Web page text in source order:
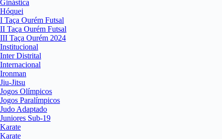
Ginástica
Hóquei
I Taça Ourém Futsal
II Taça Ourém Futsal
III Taça Ourém 2024
Institucional
Inter Distrital
Internacional
Ironman
Jiu-Jitsu
Jogos Olímpicos
Jogos Paralímpicos
Judo Adaptado
Juniores Sub-19
Karate
Karate